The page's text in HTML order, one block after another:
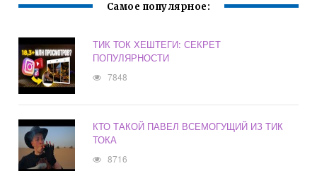
Самое популярное:
ТИК ТОК ХЕШТЕГИ: СЕКРЕТ
ПОПУЛЯРНОСТИ
7848
КТО ТАКОЙ ПАВЕЛ ВСЕМОГУЩИЙ ИЗ ТИК
ТОКА
8716